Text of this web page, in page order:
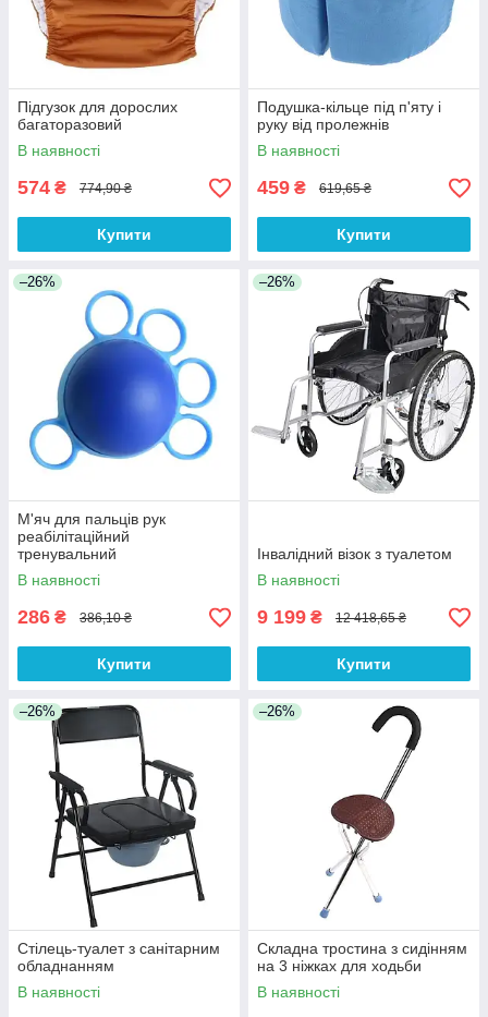
Підгузок для дорослих
багаторазовий
В наявності
574 ₴ 774,90 ₴
Купити
Подушка-кільце під п'яту і
руку від пролежнів
В наявності
459 ₴ 619,65 ₴
Купити
–26%
М'яч для пальців рук
реабілітаційний
тренувальний
В наявності
286 ₴ 386,10 ₴
Купити
–26%
Інвалідний візок з туалетом
В наявності
9 199 ₴ 12 418,65 ₴
Купити
–26%
Стілець-туалет з санітарним
обладнанням
В наявності
–26%
Складна тростина з сидінням
на 3 ніжках для ходьби
В наявності